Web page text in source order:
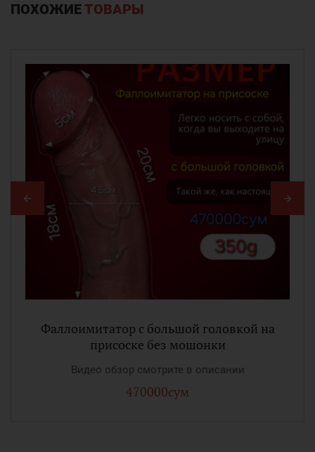
ПОХОЖИЕТОВАРЫ
Фаллоимитатор с большой головкой на
присоске без мошонки
Видео обзор смотрите в описании
470000сум